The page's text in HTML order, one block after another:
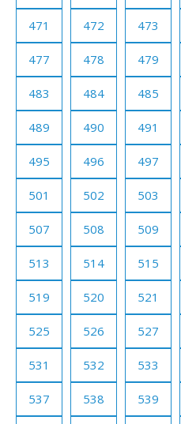
471 472 473
477 478 479
483 484 485
489 490 491
495 496 497
501 502 503
507 508 509
513 514 515
519 520 521
525 526 527
531 532 533
537 538 539